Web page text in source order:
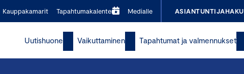
Kauppakamarit Tapahtumakalenteri Medialle ASIANTUNTIJAHAKU
Uutishuone Vaikuttaminen Tapahtumat ja valmennukset